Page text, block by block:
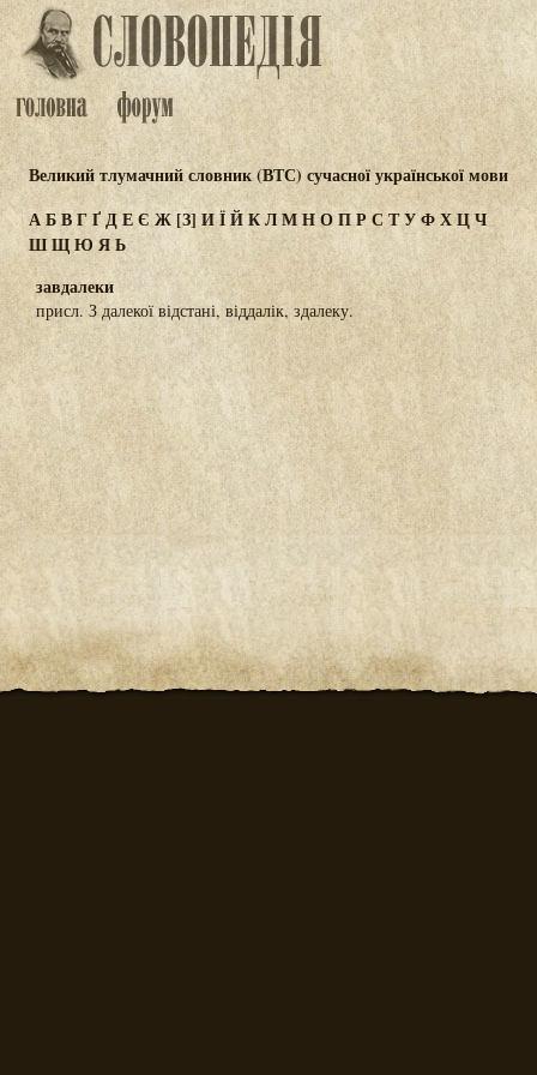
Великий тлумачний словник (ВТС) сучасної української мови
АБВГҐДЕЄ Ж[З] ИЇЙКЛМНОПР СТУФХЦЧ
ШЩЮЯЬ
завдалеки
присл. З далекої відстані, віддалік, здалеку.